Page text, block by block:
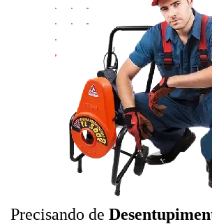
Precisando de